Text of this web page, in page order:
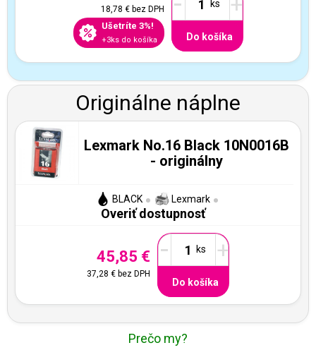
18,78 €bez DPH
Ušetríte 3%!
+3ks do košíka Do košíka
Originálne náplne
Lexmark No.16 Black 10N0016B
- originálny
BLACK Lexmark
Overiť dostupnosť
45,85 €
37,28 € bez DPH
- +
Do košíka
Prečo my?